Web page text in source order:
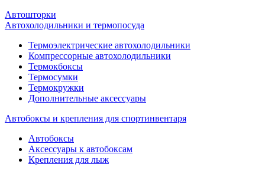
Автошторки
Автохолодильники и термопосуда
Термоэлектрические автохолодильники
Компрессорные автохолодильники
Термокбоксы
Термосумки
Термокружки
Дополнительные аксессуары
Автобоксы и крепления для спортинвентаря
Автобоксы
Аксессуары к автобоксам
Крепления для лыж